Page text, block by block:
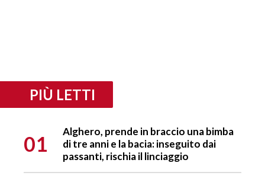
PIÙ LETTI
01
Alghero, prende in braccio una bimba
di tre anni e la bacia: inseguito dai
passanti, rischia il linciaggio